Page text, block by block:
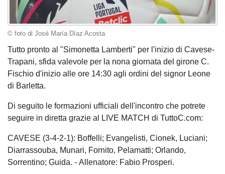
© foto di José María Díaz Acosta
Tutto pronto al "Simonetta Lamberti" per l'inizio di Cavese-
Trapani, sfida valevole per la nona giornata del girone C.
Fischio d'inizio alle ore 14:30 agli ordini del signor Leone
di Barletta.
Di seguito le formazioni ufficiali dell'incontro che potrete
seguire in diretta grazie al LIVE MATCH di TuttoC.com:
CAVESE (3-4-2-1): Boffelli; Evangelisti, Cionek, Luciani;
Diarrassouba, Munari, Fornito, Pelamatti; Orlando,
Sorrentino; Guida. - Allenatore: Fabio Prosperi.